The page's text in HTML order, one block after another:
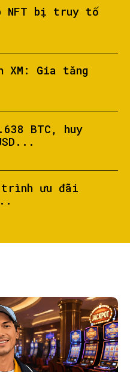
NFT bị truy tố
XM: Gia tăng
BTC, huy
trình ưu đãi